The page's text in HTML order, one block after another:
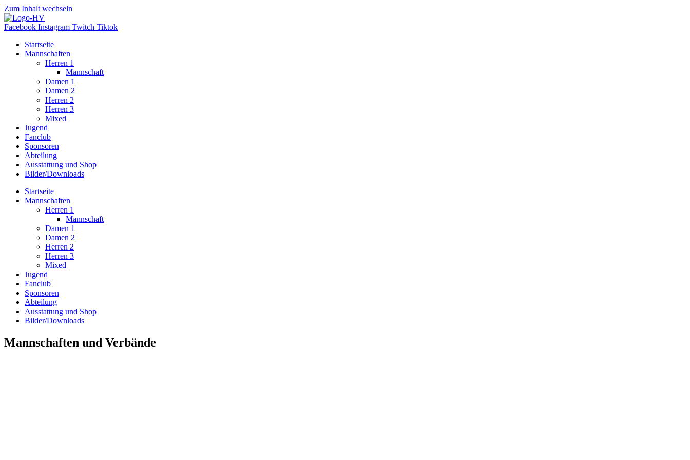
Zum Inhalt wechseln
Facebook Instagram Twitch Tiktok
Startseite
Mannschaften
Herren 1
Mannschaft
Damen 1
Damen 2
Herren 2
Herren 3
Mixed
Jugend
Fanclub
Sponsoren
Abteilung
Ausstattung und Shop
Bilder/Downloads
Startseite
Mannschaften
Herren 1
Mannschaft
Damen 1
Damen 2
Herren 2
Herren 3
Mixed
Jugend
Fanclub
Sponsoren
Abteilung
Ausstattung und Shop
Bilder/Downloads
Mannschaften und Verbände